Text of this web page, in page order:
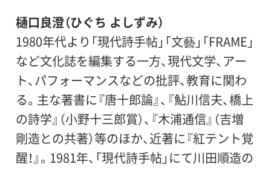
樋口良澄（ひぐち よしずみ）
1980年代より「現代詩手帖」「文藝」「FRAME」
など文化誌を編集する一方、現代文学、アー
ト、パフォーマンスなどの批評、教育に関わ
る。主な著書に『唐十郎論』、『鮎川信夫、橋上
の詩学』（小野十三郎賞）、『木浦通信』（吉増
剛造との共著）等のほか、近著に『紅テント覚
醒！』。1981年、「現代詩手帖」にて川田順造の